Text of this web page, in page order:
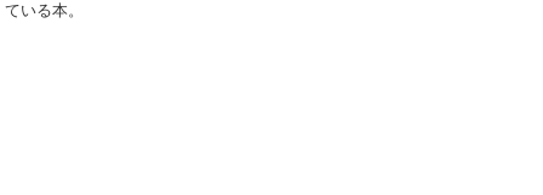
ている本。